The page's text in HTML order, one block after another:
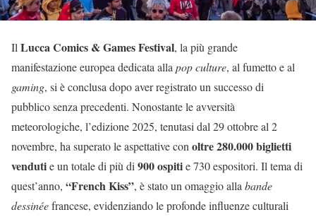
IlLucca Comics & Games Festival, la più grande
manifestazione europea dedicata allapop culture, al fumetto e al
gaming, si è conclusa dopo aver registrato un successo di
pubblico senza precedenti. Nonostante le avversità
meteorologiche, l’edizione 2025, tenutasi dal 29 ottobre al 2
novembre, ha superato le aspettative conoltre 280.000 biglietti
vendutie un totale di più di900 ospitie 730 espositori. Il tema di
quest’anno, “French Kiss”, è stato un omaggio allabande
dessinéefrancese, evidenziando le profonde influenze culturali